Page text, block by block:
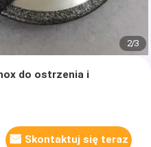
2/3
do ostrzenia i
Skontaktuj się teraz